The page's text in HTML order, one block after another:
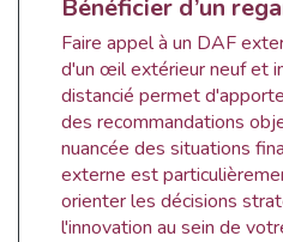
Bénéficier d’un
Faire appel à un DAF
d'un œil extérieur neuf et
distancié permet
des recommandations
nuancée des situations
externe est
orienter les décisions
l'innovation au sein de